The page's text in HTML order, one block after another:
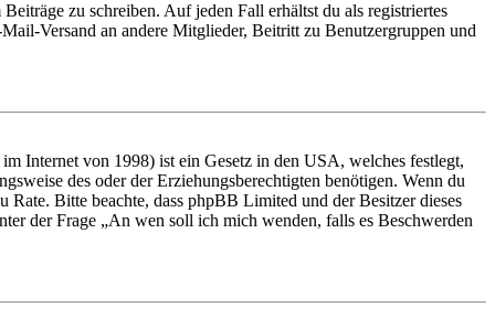
zu schreiben. Auf jeden Fall erhältst du als registriertes
Versand an andere Mitglieder, Beitritt zu Benutzergruppen und
Internet von 1998) ist ein Gesetz in den USA, welches festlegt,
des oder der Erziehungsberechtigten benötigen. Wenn du
Bitte beachte, dass phpBB Limited und der Besitzer dieses
der Frage „An wen soll ich mich wenden, falls es Beschwerden